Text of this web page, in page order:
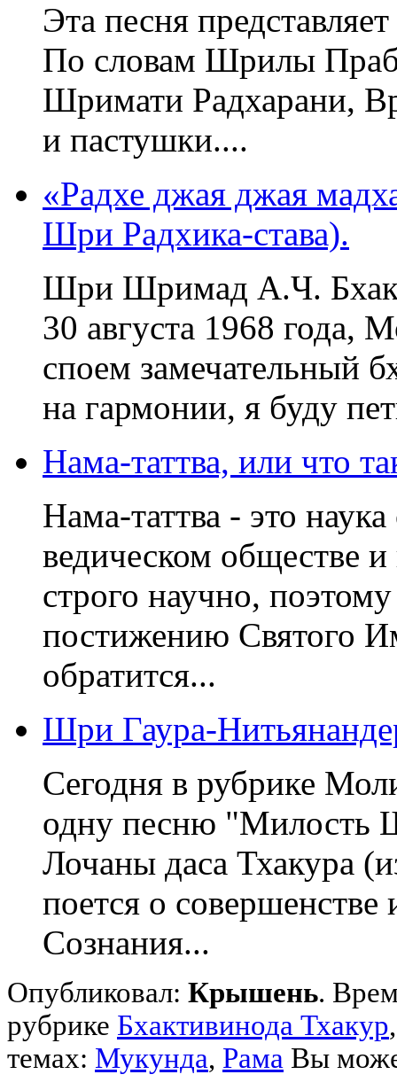
Эта песня
По словам Шрилы
Шримати Радхарани,
и пастушки....
«Радхе джая джая
Шри Радхика-става).
Шри Шримад А.Ч.
30 августа 1968 года,
споем замечательный
на гармонии, я буду
Нама-таттва, или что
Нама-таттва - это
ведическом обществе
строго научно,
постижению Святого
обратится...
Шри Гаура-
Сегодня в рубрике
одну песню "Милость
Лочаны даса Тхакура
поется о совершенстве
Сознания...
Опубликовал: Крышень.
рубрике Бхактивинода Тхакур
темах: Мукунда, Рама Вы